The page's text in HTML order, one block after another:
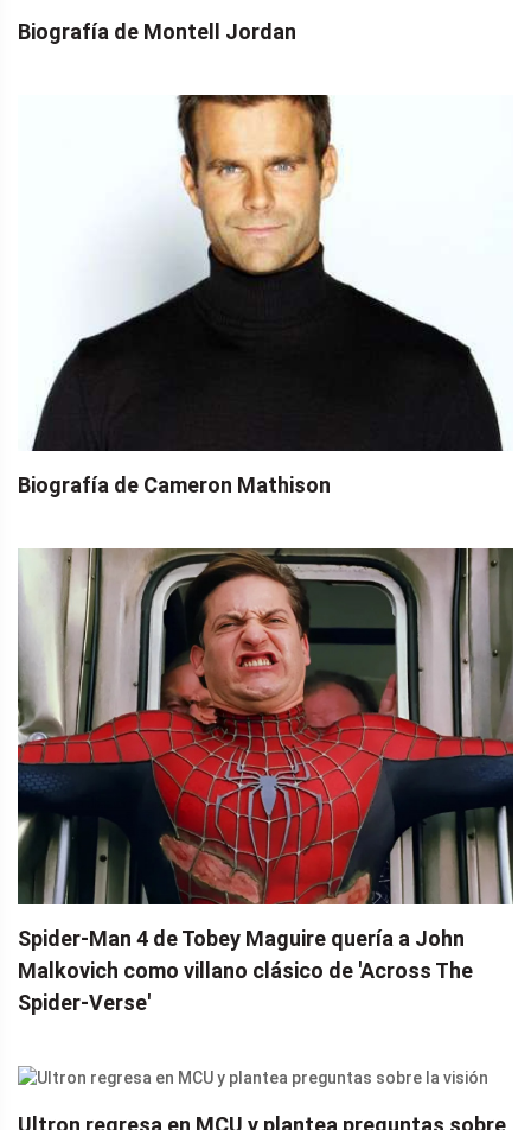
Biografía de Montell Jordan
Biografía de Cameron Mathison
Spider-Man 4 de Tobey Maguire quería a John
Malkovich como villano clásico de 'Across The
Spider-Verse'